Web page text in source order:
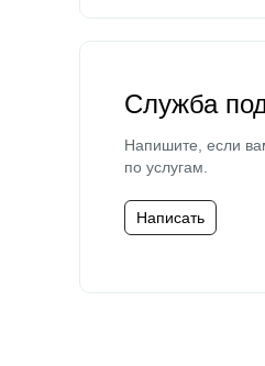
Служба
Напишите, если
по услугам.
Написать